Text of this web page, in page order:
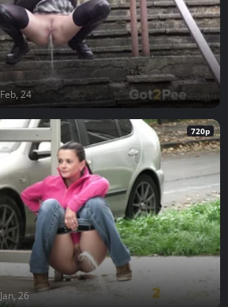
24
720p
26